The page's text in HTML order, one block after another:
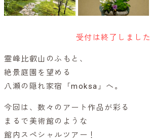
受付は終了しました
霊峰比叡山のふもと、
絶景庭園を望める
八瀬の隠れ家宿「moksa」へ。
今回は、数々のアート作品が彩る
まるで美術館のような
館内スペシャルツアー！